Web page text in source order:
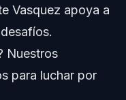
Legales
Vasquez apoya a
Nuestros
para luchar por